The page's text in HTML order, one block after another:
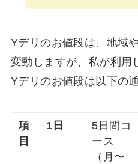
Yデリのお値段は、地域
変動しますが、私が利用
Yデリのお値段は以下の
項
目
1日
5日間コ
ース
（月〜